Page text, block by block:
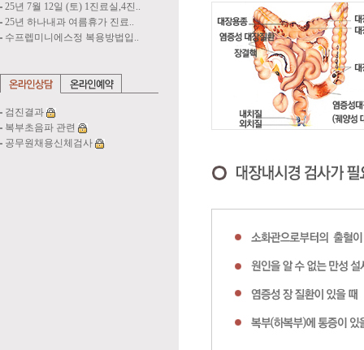
25년 7월 12일 (토) 1진료실,4진..
25년 하나내과 여름휴가 진료..
수프렙미니에스정 복용방법입..
검진결과
복부초음파 관련
공무원채용신체검사